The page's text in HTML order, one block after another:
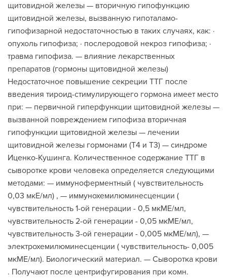
щитовидной железы — вторичную гипофункцию
щитовидной железы, вызванную гипоталамо-
гипофизарной недостаточностью в таких случаях, как: ·
опухоль гипофиза; · послеродовой некроз гипофиза; ·
травма гипофиза. — влияние лекарственных
препаратов (гормоны щитовидной железы)
Недостаточное повышение секреции ТТГ после
введения тироид-стимулирующего гормона имеет место
при: — первичной гиперфункции щитовидной железы —
вызванной повреждением гипофиза вторичная
гипофункции щитовидной железы — лечении
щитовидной железы гормонами (Т4 и Т3) — синдроме
Иценко-Кушинга. Количественное содержание ТТГ в
сыворотке крови человека определяется следующими
методами: — иммуноферментный ( чувствительность
0,03 мкЕ/мл) , — иммунохемилюминесценции (
чувствительность 1-ой генерации - 0,5 мкМЕ/мл,
чувствительность 2-ой генерации - 0,05 мкМЕ/мл,
чувствительность 3-ой генерации - 0,005 мкМЕ/мл), —
электрохемилюминесценции ( чувствительность- 0,005
мкМЕ/мл). Биологический материал. — Сыворотка крови
. Получают после центрифугирования при комн.